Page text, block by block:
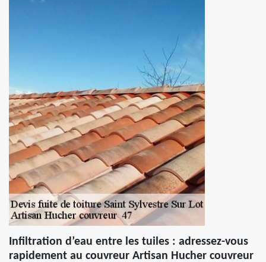
Infiltration d’eau entre les tuiles : adressez-vous
rapidement au couvreur Artisan Hucher couvreur